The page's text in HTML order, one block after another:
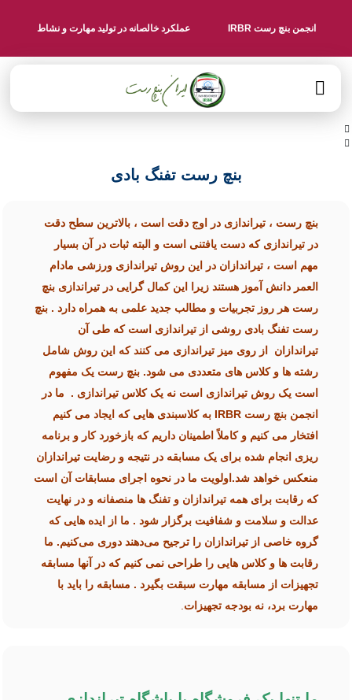
انجمن بنچ رست IRBR عملکرد خالصانه در تولید مهارت و نشاط
بنچ رست تفنگ بادی
بنچ رست ، تیراندازی در اوج دقت است ، بالاترین سطح دقت
در تیراندازی که دست یافتنی است و البته ثبات در آن بسیار
مهم است ، تیراندازان در این روش تیراندازی ورزشی مادام
العمر دانش آموز هستند زیرا این کمال گرایی در تیراندازی بنچ
رست هر روز تجربیات و مطالب جدید علمی به همراه دارد . بنچ
رست تفنگ بادی روشی از تیراندازی است که طی آن
تیراندازان از روی میز تیراندازی می کنند که این روش شامل
رشته ها و کلاس های متعددی می شود. بنچ رست یک مفهوم
است یک روش تیراندازی است نه یک کلاس تیراندازی . ما در
انجمن بنچ رست IRBR
به کلاسبندی هایی که ایجاد می کنیم
افتخار می کنیم و کاملاً اطمینان داریم که بازخورد کار و برنامه
ریزی انجام شده برای یک مسابقه در نتیجه و رضایت تیراندازان
منعکس خواهد شد. اولویت ما در نحوه اجرای مسابقات آن است
که رقابت برای همه تیراندازان و تفنگ ها منصفانه و در نهایت
عدالت و سلامت و شفافیت برگزار شود . ما از ایده هایی که
گروه خاصی از تیراندازان را ترجیح می‌دهند دوری می‌کنیم. ما
رقابت ها و کلاس هایی را طراحی نمی کنیم که در آنها مسابقه
تجهیزات از مسابقه مهارت سبقت بگیرد . مسابقه را باید با
مهارت برد، نه بودجه تجهیزات